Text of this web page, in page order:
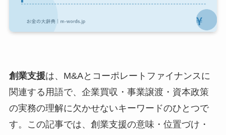
創業支援は、M&Aとコーポレートファイナンスに
関連する用語で、企業買収・事業譲渡・資本政策
の実務の理解に欠かせないキーワードのひとつで
す。この記事では、創業支援の意味・位置づけ・